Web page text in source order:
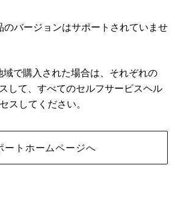
のバージョンはサポートされていませ
で購入された場合は、それぞれの
して、すべてのセルフサービスヘル
スしてください。
ートホームページへ